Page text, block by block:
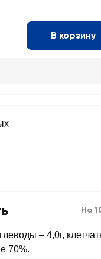
В корзину
На
– 4,0г,
70%.